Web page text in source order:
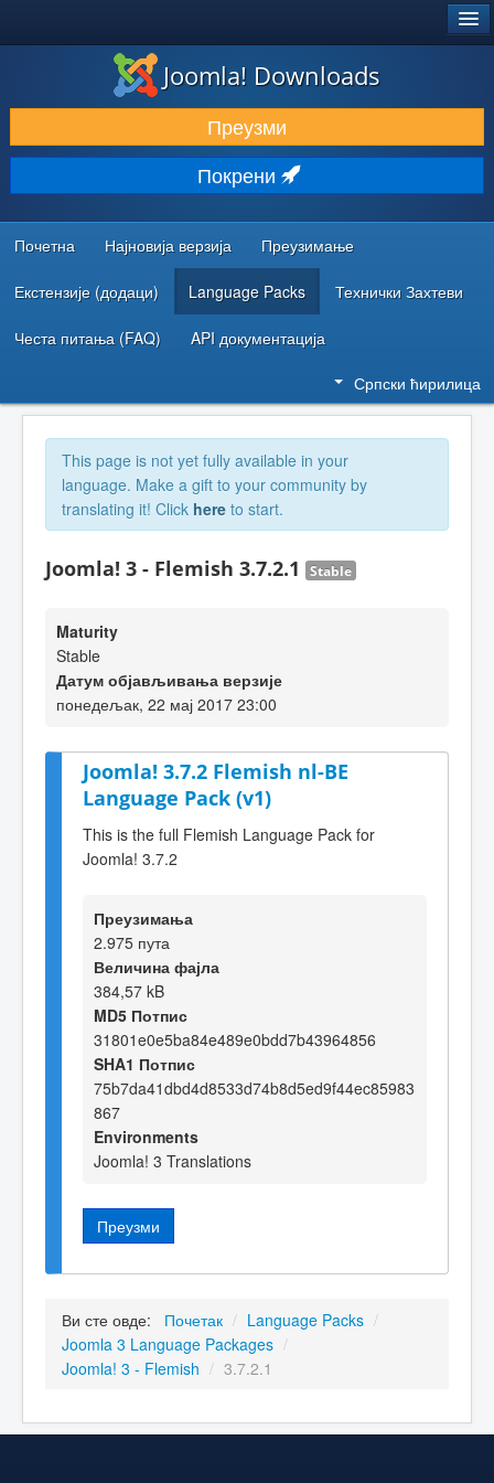
ПРЕУЗИМАЊЕ И ПРОШИРЕЊА (ЕКСТЕНЗИЈЕ)
ОТКРИЈТЕ И НАУЧИТЕ
ЗАЈЕДНИЦА И ПОДРШКА
РЕСУРСИ ЗА РАЗВОЈ
Joomla! Downloads
Преузми
Покрени
Почетна Најновија верзија Преузимање
Екстензије (додаци) Language Packs Технички Захтеви
Честа питања (FAQ) API документација
Српски ћирилица
This page is not yet fully available in your
language. Make a gift to your community by
translating it! Click here to start.
Joomla! 3 - Flemish 3.7.2.1 Stable
Maturity
Stable
Датум објављивања верзије
понедељак, 22 мај 2017 23:00
Joomla! 3.7.2 Flemish nl-BE
Language Pack (v1)
This is the full Flemish Language Pack for
Joomla! 3.7.2
Преузимања
2.975 пута
Величина фајла
384,57 kB
MD5 Потпис
31801e0e5ba84e489e0bdd7b43964856
SHA1 Потпис
75b7da41dbd4d8533d74b8d5ed9f44ec85983
867
Environments
Joomla! 3 Translations
Преузми
Ви сте овде: Почетак / Language Packs /
Joomla 3 Language Packages /
Joomla! 3 - Flemish / 3.7.2.1